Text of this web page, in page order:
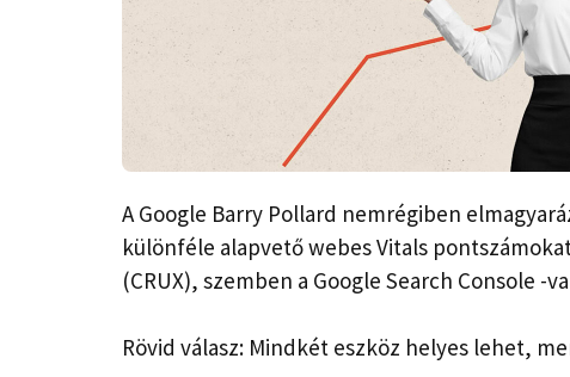
A Google Barry Pollard nemrégiben
különféle alapvető webes Vitals
(CRUX), szemben a Google Search Console -
Rövid válasz: Mindkét eszköz helyes lehet,